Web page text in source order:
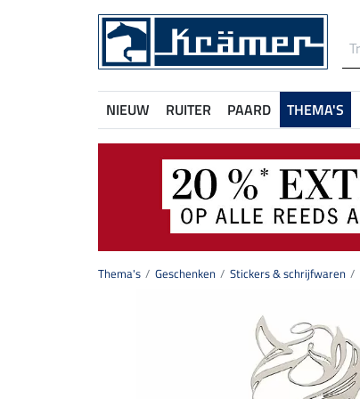
NIEUW RUITER PAARD THEMA'S
Thema's Geschenken Stickers & schrijfwaren